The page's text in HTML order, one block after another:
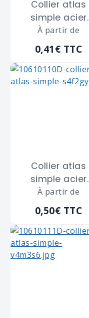
Collier atlas
simple acier
zingué blanc
SCELL-IT "CS22"
de diamètre 22
m/m
À partir de
0,41€ TTC
Collier atlas
simple acier
zingué blanc
SCELL-IT "CS24"
de diamètre 24
m/m
À partir de
0,50€ TTC